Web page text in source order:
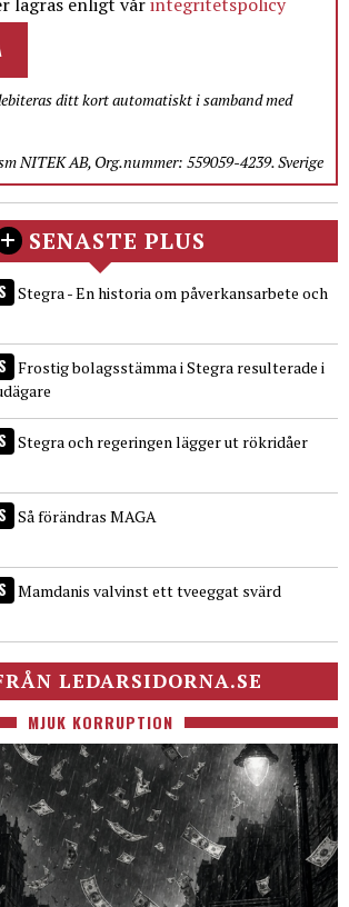
ditt kort automatiskt i samband med
NITEK AB, Org.nummer: 559059-4239. Sverige
SENASTE PLUS
Stegra - En historia om påverkansarbete och
Frostig bolagsstämma i Stegra resulterade i
Stegra och regeringen lägger ut rökridåer
Så förändras MAGA
Mamdanis valvinst ett tveeggat svärd
LEDARSIDORNA.SE
MJUK KORRUPTION